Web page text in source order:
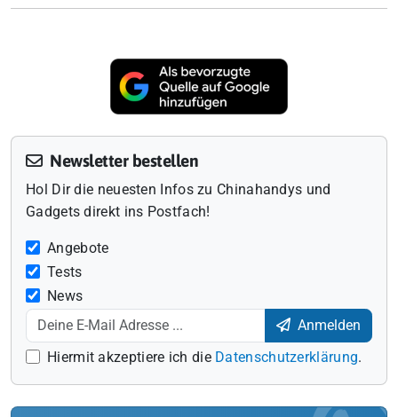
Newsletter bestellen
Hol Dir die neuesten Infos zu Chinahandys und
Gadgets direkt ins Postfach!
Angebote
Tests
News
Anmelden
Hiermit akzeptiere ich die Datenschutzerklärung.